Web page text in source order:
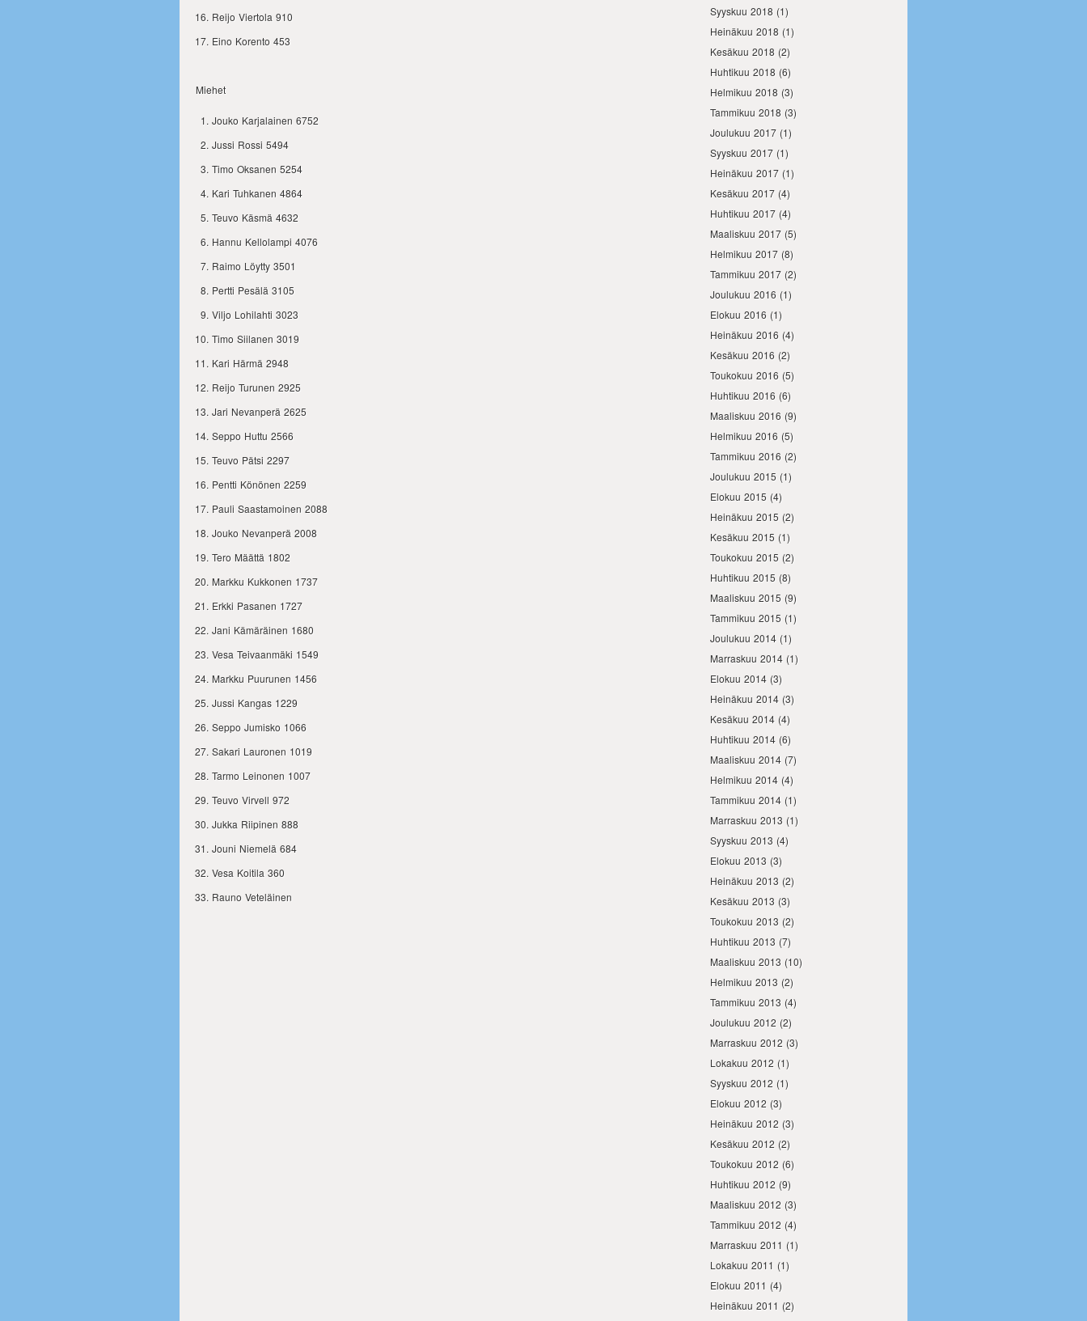
Reijo Viertola 910
Eino Korento 453
Miehet
Jouko Karjalainen 6752
Jussi Rossi 5494
Timo Oksanen 5254
Kari Tuhkanen 4864
Teuvo Käsmä 4632
Hannu Kellolampi 4076
Raimo Löytty 3501
Pertti Pesälä 3105
Viljo Lohilahti 3023
Timo Siilanen 3019
Kari Härmä 2948
Reijo Turunen 2925
Jari Nevanperä 2625
Seppo Huttu 2566
Teuvo Pätsi 2297
Pentti Könönen 2259
Pauli Saastamoinen 2088
Jouko Nevanperä 2008
Tero Määttä 1802
Markku Kukkonen 1737
Erkki Pasanen 1727
Jani Kämäräinen 1680
Vesa Teivaanmäki 1549
Markku Puurunen 1456
Jussi Kangas 1229
Seppo Jumisko 1066
Sakari Lauronen 1019
Tarmo Leinonen 1007
Teuvo Virvell 972
Jukka Riipinen 888
Jouni Niemelä 684
Vesa Koitila 360
Rauno Veteläinen
Syyskuu 2018 (1)
Heinäkuu 2018 (1)
Kesäkuu 2018 (2)
Huhtikuu 2018 (6)
Helmikuu 2018 (3)
Tammikuu 2018 (3)
Joulukuu 2017 (1)
Syyskuu 2017 (1)
Heinäkuu 2017 (1)
Kesäkuu 2017 (4)
Huhtikuu 2017 (4)
Maaliskuu 2017 (5)
Helmikuu 2017 (8)
Tammikuu 2017 (2)
Joulukuu 2016 (1)
Elokuu 2016 (1)
Heinäkuu 2016 (4)
Kesäkuu 2016 (2)
Toukokuu 2016 (5)
Huhtikuu 2016 (6)
Maaliskuu 2016 (9)
Helmikuu 2016 (5)
Tammikuu 2016 (2)
Joulukuu 2015 (1)
Elokuu 2015 (4)
Heinäkuu 2015 (2)
Kesäkuu 2015 (1)
Toukokuu 2015 (2)
Huhtikuu 2015 (8)
Maaliskuu 2015 (9)
Tammikuu 2015 (1)
Joulukuu 2014 (1)
Marraskuu 2014 (1)
Elokuu 2014 (3)
Heinäkuu 2014 (3)
Kesäkuu 2014 (4)
Huhtikuu 2014 (6)
Maaliskuu 2014 (7)
Helmikuu 2014 (4)
Tammikuu 2014 (1)
Marraskuu 2013 (1)
Syyskuu 2013 (4)
Elokuu 2013 (3)
Heinäkuu 2013 (2)
Kesäkuu 2013 (3)
Toukokuu 2013 (2)
Huhtikuu 2013 (7)
Maaliskuu 2013 (10)
Helmikuu 2013 (2)
Tammikuu 2013 (4)
Joulukuu 2012 (2)
Marraskuu 2012 (3)
Lokakuu 2012 (1)
Syyskuu 2012 (1)
Elokuu 2012 (3)
Heinäkuu 2012 (3)
Kesäkuu 2012 (2)
Toukokuu 2012 (6)
Huhtikuu 2012 (9)
Maaliskuu 2012 (3)
Tammikuu 2012 (4)
Marraskuu 2011 (1)
Lokakuu 2011 (1)
Elokuu 2011 (4)
Heinäkuu 2011 (2)